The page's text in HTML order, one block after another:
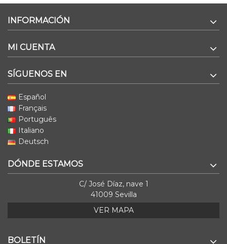
INFORMACIÓN
MI CUENTA
SÍGUENOS EN
Español
Français
Português
Italiano
Deutsch
DÓNDE ESTAMOS
C/ José Díaz, nave 1
41009 Sevilla
VER MAPA
BOLETÍN